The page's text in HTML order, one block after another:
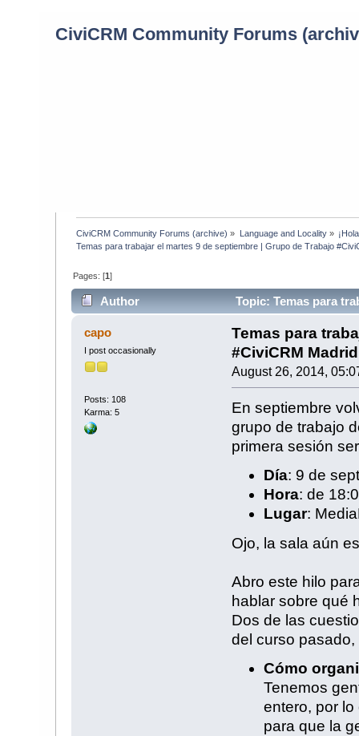
CiviCRM Community Forums
CiviCRM Community Forums (archive) » Language and Locality»
Temas para trabajar el martes 9 de septiembre | Grupo de Trabajo
Pages: [1]
Author
Topic: Temas para
capo
I post occasionally
Posts: 108
Karma: 5
Temas para
#CiviCRM Madrid
August 26, 2014,
En septiembre
grupo de trabajo
primera sesión
Día: 9 de
Hora: de
Lugar:
Ojo, la sala aún
Abro este hilo
hablar sobre qué
Dos de las
del curso pasado,
Cómo
Tenemos
entero, por
para que la